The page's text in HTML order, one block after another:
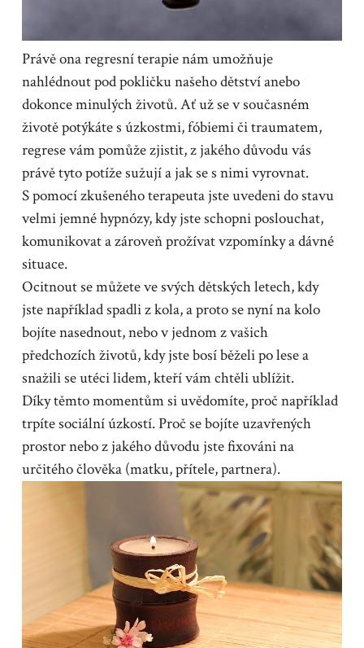
Právě ona regresní terapie nám umožňuje
nahlédnout pod pokličku našeho dětství anebo
dokonce minulých životů. Ať už se v současném
životě potýkáte s úzkostmi, fóbiemi či traumatem,
regrese vám pomůže zjistit, z jakého důvodu vás
právě tyto potíže sužují a jak se s nimi vyrovnat.
S pomocí zkušeného terapeuta jste uvedeni do stavu
velmi jemné hypnózy, kdy jste schopni poslouchat,
komunikovat a zároveň prožívat vzpomínky a dávné
situace.
Ocitnout se můžete ve svých dětských letech, kdy
jste například spadli z kola, a proto se nyní na kolo
bojíte nasednout, nebo v jednom z vašich
předchozích životů, kdy jste bosí běželi po lese a
snažili se utéci lidem, kteří vám chtěli ublížit.
Díky těmto momentům si uvědomíte, proč například
trpíte sociální úzkostí. Proč se bojíte uzavřených
prostor nebo z jakého důvodu jste fixováni na
určitého člověka (matku, přítele, partnera).